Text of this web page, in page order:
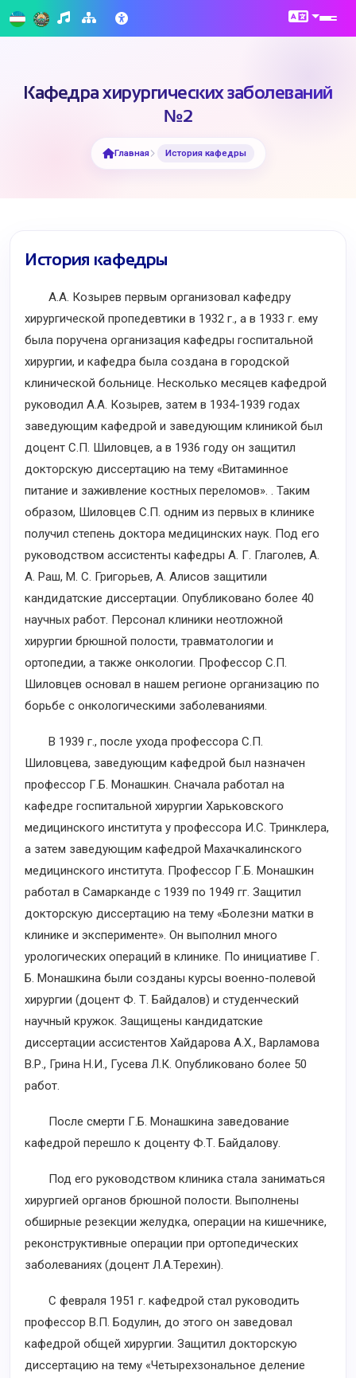
Кафедра хирургических заболеваний
№2
Главная История кафедры
История кафедры
А.А. Козырев первым организовал кафедру
хирургической пропедевтики в 1932 г., а в 1933 г. ему
была поручена организация кафедры госпитальной
хирургии, и кафедра была создана в городской
клинической больнице. Несколько месяцев кафедрой
руководил А.А. Козырев, затем в 1934-1939 годах
заведующим кафедрой и заведующим клиникой был
доцент С.П. Шиловцев, а в 1936 году он защитил
докторскую диссертацию на тему «Витаминное
питание и заживление костных переломов». . Таким
образом, Шиловцев С.П. одним из первых в клинике
получил степень доктора медицинских наук. Под его
руководством ассистенты кафедры А. Г. Глаголев, А.
А. Раш, М. С. Григорьев, А. Алисов защитили
кандидатские диссертации. Опубликовано более 40
научных работ. Персонал клиники неотложной
хирургии брюшной полости, травматологии и
ортопедии, а также онкологии. Профессор С.П.
Шиловцев основал в нашем регионе организацию по
борьбе с онкологическими заболеваниями.
В 1939 г., после ухода профессора С.П.
Шиловцева, заведующим кафедрой был назначен
профессор Г.Б. Монашкин. Сначала работал на
кафедре госпитальной хирургии Харьковского
медицинского института у профессора И.С. Тринклера,
а затем заведующим кафедрой Махачкалинского
медицинского института. Профессор Г.Б. Монашкин
работал в Самарканде с 1939 по 1949 гг. Защитил
докторскую диссертацию на тему «Болезни матки в
клинике и эксперименте». Он выполнил много
урологических операций в клинике. По инициативе Г.
Б. Монашкина были созданы курсы военно-полевой
хирургии (доцент Ф. Т. Байдалов) и студенческий
научный кружок. Защищены кандидатские
диссертации ассистентов Хайдарова А.Х., Варламова
В.Р., Грина Н.И., Гусева Л.К. Опубликовано более 50
работ.
После смерти Г.Б. Монашкина заведование
кафедрой перешло к доценту Ф.Т. Байдалову.
Под его руководством клиника стала заниматься
хирургией органов брюшной полости. Выполнены
обширные резекции желудка, операции на кишечнике,
реконструктивные операции при ортопедических
заболеваниях (доцент Л.А.Терехин).
С февраля 1951 г. кафедрой стал руководить
профессор В.П. Бодулин, до этого он заведовал
кафедрой общей хирургии. Защитил докторскую
диссертацию на тему «Четырехзональное деление